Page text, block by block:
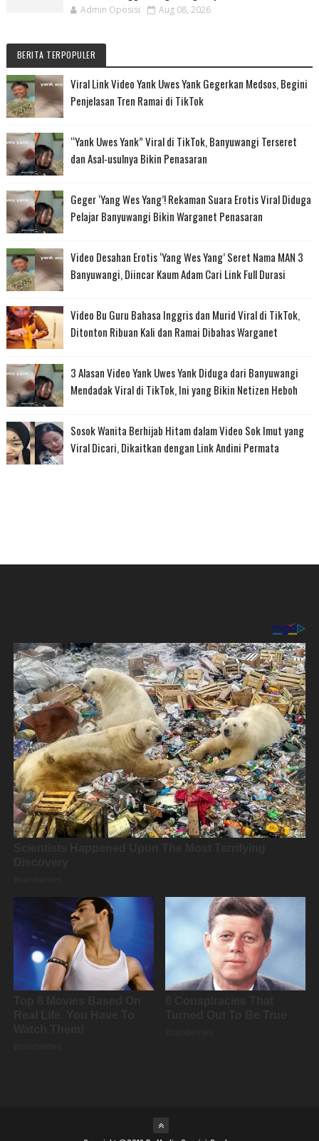
Admin Oposisi Aug 08, 2026
BERITA TERPOPULER
Viral Link Video Yank Uwes Yank Gegerkan Medsos, Begini
Penjelasan Tren Ramai di TikTok
“Yank Uwes Yank” Viral di TikTok, Banyuwangi Terseret
dan Asal-usulnya Bikin Penasaran
Geger ‘Yang Wes Yang’! Rekaman Suara Erotis Viral Diduga
Pelajar Banyuwangi Bikin Warganet Penasaran
Video Desahan Erotis ‘Yang Wes Yang’ Seret Nama MAN 3
Banyuwangi, Diincar Kaum Adam Cari Link Full Durasi
Video Bu Guru Bahasa Inggris dan Murid Viral di TikTok,
Ditonton Ribuan Kali dan Ramai Dibahas Warganet
3 Alasan Video Yank Uwes Yank Diduga dari Banyuwangi
Mendadak Viral di TikTok, Ini yang Bikin Netizen Heboh
Sosok Wanita Berhijab Hitam dalam Video Sok Imut yang
Viral Dicari, Dikaitkan dengan Link Andini Permata